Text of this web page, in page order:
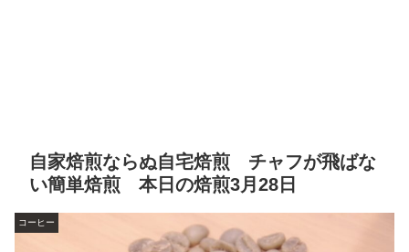
自家焙煎ならぬ自宅焙煎 チャフが飛ばな
い簡単焙煎 本日の焙煎3月28日
コーヒー